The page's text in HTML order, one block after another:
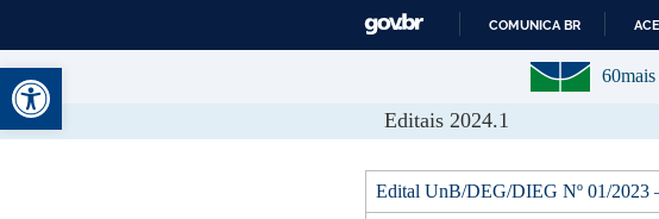
Abrir a barra de ferramentas
COMUNICA BR
Editais 2024.1
Edital UnB/DEG/DIEG Nº 01/2023 –